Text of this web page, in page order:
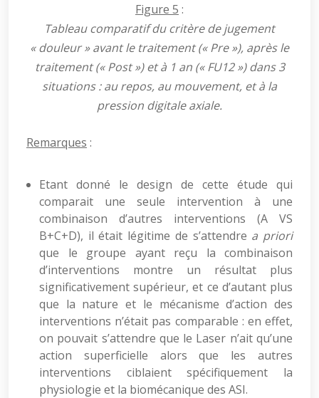
Figure 5 :
Tableau comparatif du critère de jugement
« douleur » avant le traitement (« Pre »), après le
traitement (« Post ») et à 1 an (« FU12 ») dans 3
situations : au repos, au mouvement, et à la
pression digitale axiale.
Remarques :
Etant donné le design de cette étude qui
comparait une seule intervention à une
combinaison d’autres interventions (A VS
B+C+D), il était légitime de s’attendre a priori
que le groupe ayant reçu la combinaison
d’interventions montre un résultat plus
significativement supérieur, et ce d’autant plus
que la nature et le mécanisme d’action des
interventions n’était pas comparable : en effet,
on pouvait s’attendre que le Laser n’ait qu’une
action superficielle alors que les autres
interventions ciblaient spécifiquement la
physiologie et la biomécanique des ASI.